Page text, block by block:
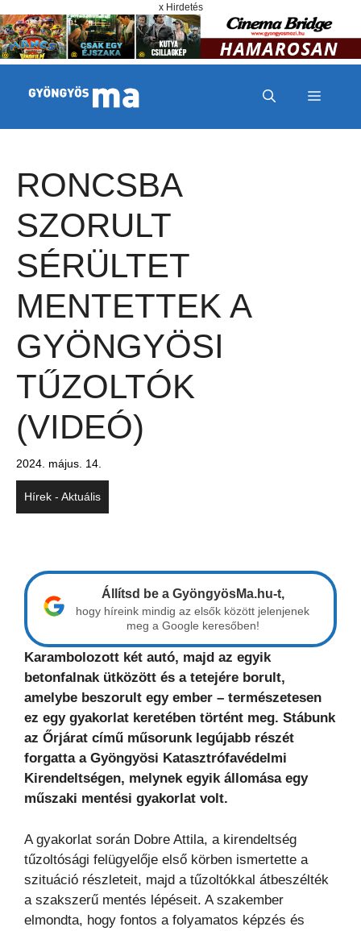
x Hirdetés
MENÜ
RONCSBA
SZORULT
SÉRÜLTET
MENTETTEK A
GYÖNGYÖSI
TŰZOLTÓK
(VIDEÓ)
2024. május. 14.
Hírek - Aktuális
Állítsd be a GyöngyösMa.hu-t,
hogy híreink mindig az elsők között jelenjenek
meg a Google keresőben!
Karambolozott két autó, majd az egyik
betonfalnak ütközött és a tetejére borult,
amelybe beszorult egy ember – természetesen
ez egy gyakorlat keretében történt meg. Stábunk
az Őrjárat című műsorunk legújabb részét
forgatta a Gyöngyösi Katasztrófavédelmi
Kirendeltségen, melynek egyik állomása egy
műszaki mentési gyakorlat volt.
A gyakorlat során Dobre Attila, a kirendeltség
tűzoltósági felügyelője első körben ismertette a
szituáció részleteit, majd a tűzoltókkal átbeszélték
a szakszerű mentés lépéseit. A szakember
elmondta, hogy fontos a folyamatos képzés és